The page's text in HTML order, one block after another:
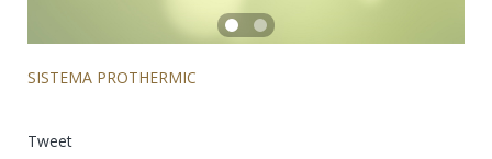
SISTEMA PROTHERMIC
Tweet